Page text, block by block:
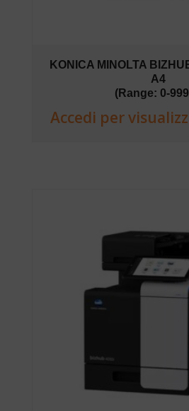
KONICA MINOLTA
A4
(Range: 0-
Accedi per